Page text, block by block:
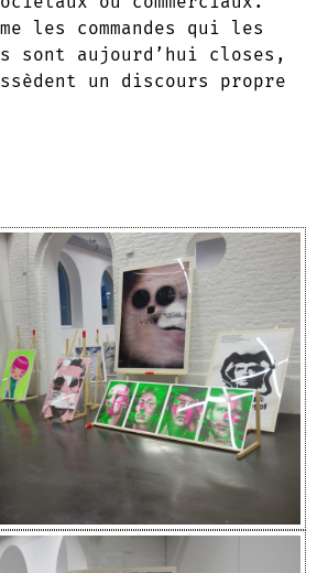
les commandes qui les
sont aujourd’hui closes,
un discours propre